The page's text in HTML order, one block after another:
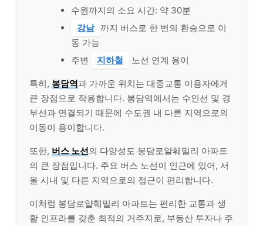
수원까지의 소요 시간: 약 30분
강남 까지 버스로 한 번의 환승으로 이
동 가능
주변
지하철 노선 연계 용이
특히, 봉담역과 가까운 위치는 대중교통 이용자에게
큰 장점으로 작용합니다. 봉담역에서는 수인선 및 경
부선과 연결되기 때문에 수도권 내 다른 지역으로의
이동이 용이합니다.
또한, 버스 노선의 다양성도 봉담로얄훼밀리 아파트
의 큰 장점입니다. 주요 버스 노선이 인근에 있어, 서
울 시내 및 다른 지역으로의 접근이 편리합니다.
이처럼 봉담로얄훼밀리 아파트는 편리한 교통과 생
활 인프라를 갖춘 최적의 거주지로, 부동산 투자나 주